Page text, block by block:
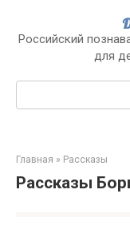
контенту
Российский
для
Поиск:
Главная » Рассказы
Рассказы